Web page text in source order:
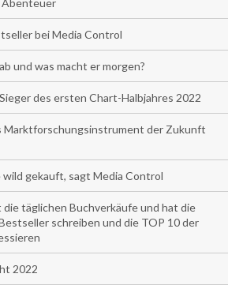
bei Media Control
und was macht er morgen?
des ersten Chart-Halbjahres 2022
Marktforschungsinstrument der Zukunft
gekauft, sagt Media Control
täglichen Buchverkäufe und hat die
schreiben und die TOP 10 der
2022